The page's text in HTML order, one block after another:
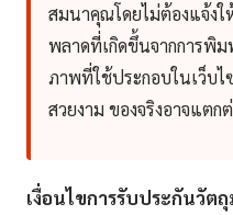
สมนาคุณโดยไม่ต้องแจ้ง
พลาดที่เกิดขึ้นจากการพิ
ภาพที่ใช้ประกอบในเว็บ
สวยงาม ของจริงอาจแตก
เงื่อนไขการรับประกันวัต